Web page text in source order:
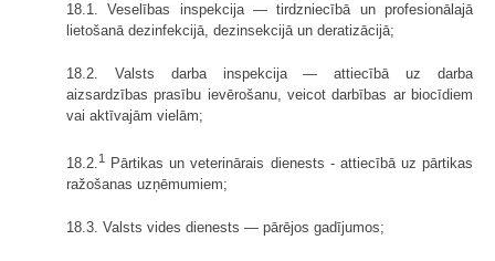
18.1. Veselības inspekcija — tirdzniecībā un profesionālajā
lietošanā dezinfekcijā, dezinsekcijā un deratizācijā;
18.2. Valsts darba inspekcija — attiecībā uz darba
aizsardzības prasību ievērošanu, veicot darbības ar biocīdiem
vai aktīvajām vielām;
18.2.1
Pārtikas un veterinārais dienests - attiecībā uz pārtikas
ražošanas uzņēmumiem;
18.3. Valsts vides dienests — pārējos gadījumos;